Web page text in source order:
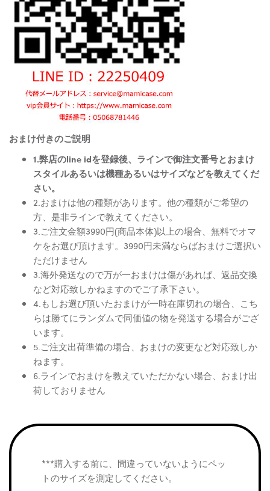
おまけ付きのご説明
1.弊店のline idを登録後、ラインで御注文番号とおまけ
スタイルあるいは機種あるいはサイズなどを教えてくだ
さい。
2.おまけは他の種類があります。他の種類がご希望の
方、是非ラインで教えてください。
3.ご注文金額3990円(商品本体)以上の場合、無料でオマ
ケをお選び頂けます。3990円未満ならばおまけご選択い
ただけません
3.海外発送なので万が一おまけは傷があれば、返品交換
など対応致しかねますのでご了承下さい。
4.もしお選び頂いたおまけが一時在庫切れの場合、こち
らは勝てにランダムで同価値の物を発送する場合がござ
います。
5.ご注文出荷準備の場合、おまけの変更など対応致しか
ねます。
6.ラインでおまけを教えていただかない場合、おまけ出
荷しておりません
***購入する前に、間違っていないようにペッ
トのサイズを測定してください。